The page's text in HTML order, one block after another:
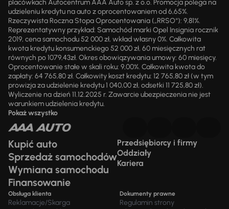
placówkach Autocentrum AAA Auto sp. z o.o. Promocja polega na
udzieleniu kredytu na auto z oprocentowaniem od 6,65%.
Rzeczywista Roczna Stopa Oprocentowania („RRSO“): 9,81%.
Reprezentatywny przykład: Samochód marki Opel Insignia rocznik
2019, cena samochodu 52 000 zł, wkład własny 0%. Całkowita
kwota kredytu konsumenckiego 52 000 zł, 60 miesięcznych rat
równych po 1079,43zł. Okres obowiązywania umowy: 60 miesięcy.
Oprocentowanie stałe w skali roku: 9,00%. Całkowita kwota do
zapłaty: 64 765,80 zł. Całkowity koszt kredytu: 12 765,80 zł (w tym
prowizja za udzielenie kredytu 1 040,00 zł, odsetki 11 725,80 zł).
Wyliczenie na dzień 11.12.2025 r. Zawarcie ubezpieczenia nie jest
warunkiem udzielenia kredytu.
Pokaż wszystko
Kupić auto
Sprzedaż samochodów
Wymiana samochodu
Finansowanie
Przedsiębiorcy i firmy
Oddziały
Kariera
Obsługa klienta
Reklamacje/Skarga
Dokumenty prawne
Regulamin strony